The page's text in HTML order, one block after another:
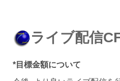
ライブ配信
*目標金額について